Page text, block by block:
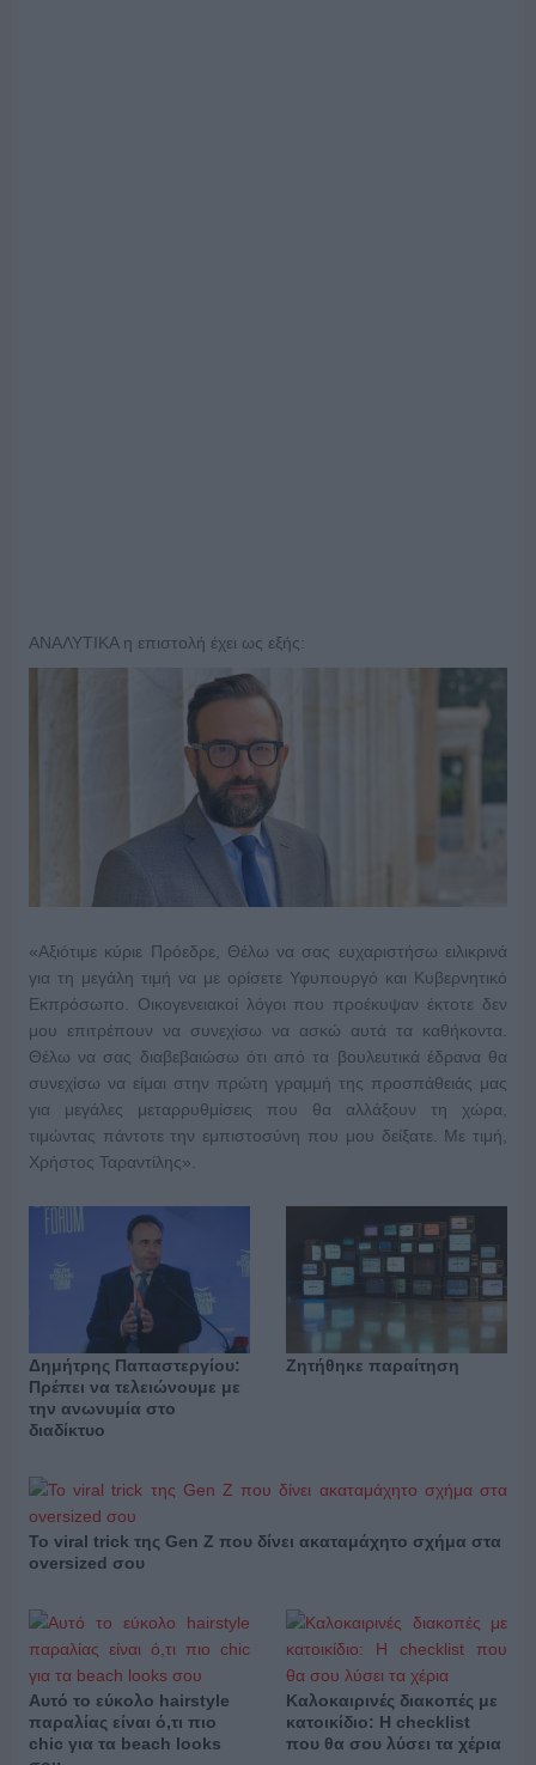
ΑΝΑΛΥΤΙΚΑ η επιστολή έχει ως εξής:
«Αξιότιμε κύριε Πρόεδρε, Θέλω να σας ευχαριστήσω ειλικρινά
για τη μεγάλη τιμή να με ορίσετε Υφυπουργό και Κυβερνητικό
Εκπρόσωπο. Οικογενειακοί λόγοι που προέκυψαν έκτοτε δεν
μου επιτρέπουν να συνεχίσω να ασκώ αυτά τα καθήκοντα.
Θέλω να σας διαβεβαιώσω ότι από τα βουλευτικά έδρανα θα
συνεχίσω να είμαι στην πρώτη γραμμή της προσπάθειάς μας
για μεγάλες μεταρρυθμίσεις που θα αλλάξουν τη χώρα,
τιμώντας πάντοτε την εμπιστοσύνη που μου δείξατε. Με τιμή,
Χρήστος Ταραντίλης».
Δημήτρης Παπαστεργίου:
Πρέπει να τελειώνουμε με
την ανωνυμία στο
διαδίκτυο
Ζητήθηκε παραίτηση
Το viral trick της Gen Z που δίνει ακαταμάχητο σχήμα στα
oversized σου
Αυτό το εύκολο hairstyle
παραλίας είναι ό,τι πιο
chic για τα beach looks
Καλοκαιρινές διακοπές με
κατοικίδιο: Η checklist
που θα σου λύσει τα χέρια